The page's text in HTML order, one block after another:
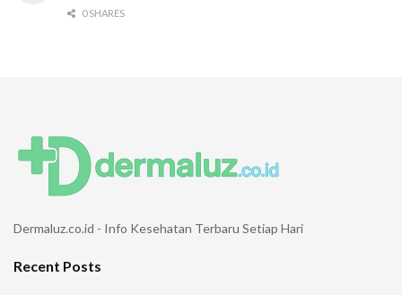
0 SHARES
Dermaluz.co.id - Info Kesehatan Terbaru Setiap Hari
Recent Posts